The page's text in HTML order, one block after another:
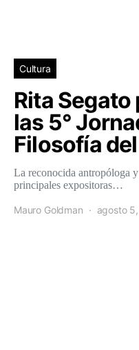
Cultura
Rita
las 5°
Filosofía
La reconocida antropóloga
principales expositoras…
Mauro Goldman agosto